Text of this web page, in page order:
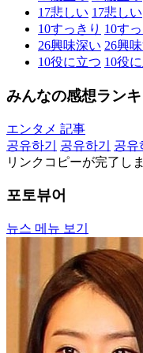
17悲しい 17悲しい
10すっきり 10す
26興味深い 26興
10役に立つ 10役
みんなの感想ラン
エンタメ 記事
공유하기
공유하기 공유
リンクコピーが完了し
포토뷰어
뉴스 메뉴 보기